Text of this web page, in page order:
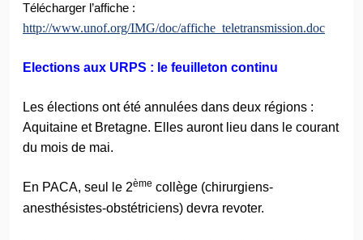
Télécharger l’affiche :
http://www.unof.org/IMG/doc/affiche_teletransmission.doc
Elections aux URPS : le feuilleton continu
Les élections ont été annulées dans deux régions :
Aquitaine et Bretagne. Elles auront lieu dans le courant
du mois de mai.
En PACA, seul le 2ème collège (chirurgiens-
anesthésistes-obstétriciens) devra revoter.